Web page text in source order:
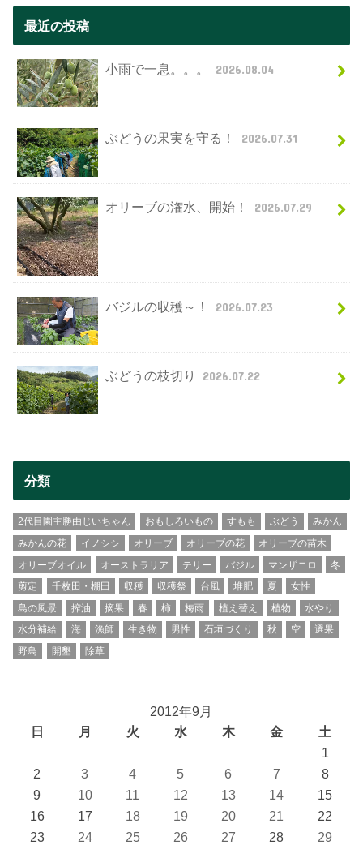
最近の投稿
小雨で一息。。。 2026.08.04
ぶどうの果実を守る！ 2026.07.31
オリーブの潅水、開始！ 2026.07.29
バジルの収穫～！ 2026.07.23
ぶどうの枝切り 2026.07.22
分類
2代目園主勝由じいちゃん おもしろいもの すもも ぶどう
みかん
みかんの花
イノシシ オリーブ オリーブの花
オリーブの苗木
オリーブオイル
オーストラリア テリー バジル マンザニロ
冬
剪定
千枚田・棚田 収穫 収穫祭 台風 堆肥 夏
女性
島の風景
搾油 摘果 春 柿 梅雨 植え替え 植物
水やり
水分補給
海 漁師 生き物 男性 石垣づくり 秋 空
選果
野鳥
開墾 除草
2012年9月
日
月 火 水 木 金 土
1
2
3 4 5 6 7
8
9
10 11 12 13 14
15
16
17 18 19 20 21
22
23
24 25 26 27 28
29